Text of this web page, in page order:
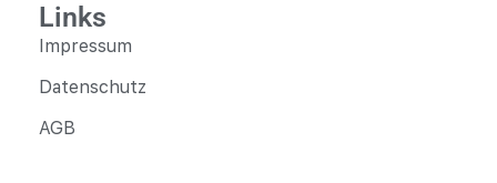
Links
Impressum
Datenschutz
AGB